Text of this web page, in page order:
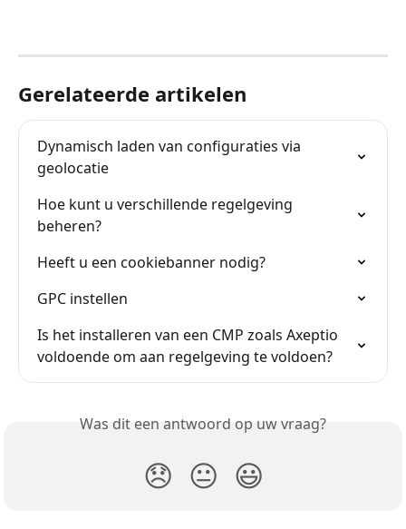
Gerelateerde artikelen
Dynamisch laden van configuraties via
geolocatie
Hoe kunt u verschillende regelgeving
beheren?
Heeft u een cookiebanner nodig?
GPC instellen
Is het installeren van een CMP zoals Axeptio
voldoende om aan regelgeving te voldoen?
Was dit een antwoord op uw vraag?
😞 😐 😃